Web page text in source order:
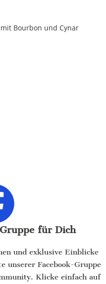
für Dich
und exklusive Einblicke
unserer Facebook-Gruppe
Klicke einfach auf